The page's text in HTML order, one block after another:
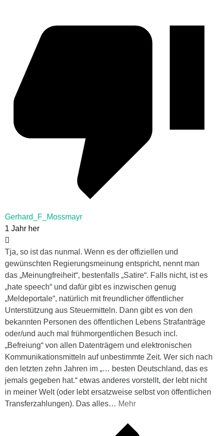
Gerhard_F_Mossmayr
1 Jahr her
Tja, so ist das nunmal. Wenn es der offiziellen und
gewünschten Regierungsmeinung entspricht, nennt man
das „Meinungfreiheit“, bestenfalls „Satire“. Falls nicht, ist es
„hate speech“ und dafür gibt es inzwischen genug
„Meldeportale“, natürlich mit freundlicher öffentlicher
Unterstützung aus Steuermitteln. Dann gibt es von den
bekannten Personen des öffentlichen Lebens Strafanträge
oder/und auch mal frühmorgentlichen Besuch incl.
„Befreiung“ von allen Datenträgern und elektronischen
Kommunikationsmitteln auf unbestimmte Zeit. Wer sich nach
den letzten zehn Jahren im „… besten Deutschland, das es
jemals gegeben hat.“ etwas anderes vorstellt, der lebt nicht
in meiner Welt (oder lebt ersatzweise selbst von öffentlichen
Transferzahlungen). Das alles… Mehr